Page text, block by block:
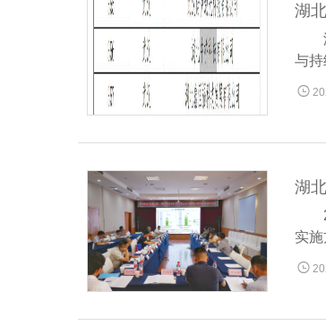
湖
与

实
